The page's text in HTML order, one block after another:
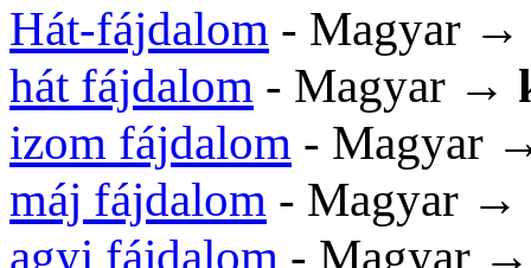
Hát-fájdalom - Magyar
hát fájdalom - Magyar →
izom fájdalom - Magyar
máj fájdalom - Magyar →
agyi fájdalom - Magyar